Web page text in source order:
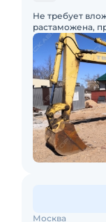
Не требует
растаможена,
Москва